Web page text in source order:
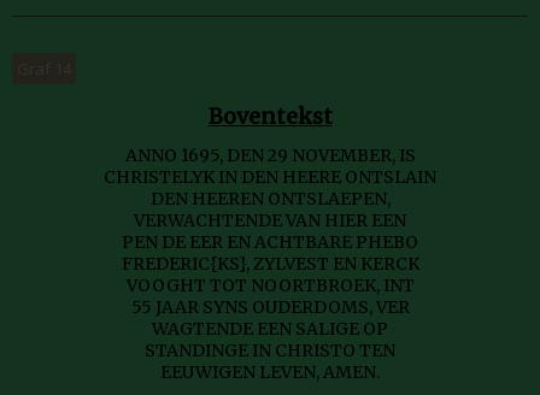
Graf 14
Boventekst
ANNO 1695, DEN 29 NOVEMBER, IS
CHRISTELYK IN DEN HEERE ONTSLAIN
DEN HEEREN ONTSLAEPEN,
VERWACHTENDE VAN HIER EEN
PEN DE EER EN ACHTBARE PHEBO
FREDERIC{KS}, ZYLVEST EN KERCK
VOOGHT TOT NOORTBROEK, INT
55 JAAR SYNS OUDERDOMS, VER
WAGTENDE EEN SALIGE OP
STANDINGE IN CHRISTO TEN
EEUWIGEN LEVEN, AMEN.